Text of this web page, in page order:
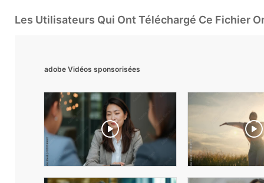
Les Utilisateurs Qui Ont Téléchargé Ce Fichier
adobe Vidéos sponsorisées